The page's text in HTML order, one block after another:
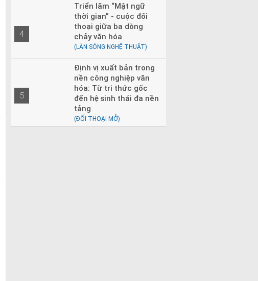
4
Triển lãm “Mật ngữ
thời gian” - cuộc đối
thoại giữa ba dòng
chảy văn hóa
(LÀN SÓNG NGHỆ THUẬT)
5
Định vị xuất bản trong
nền công nghiệp văn
hóa: Từ tri thức gốc
đến hệ sinh thái đa nền
tảng
(ĐỐI THOẠI MỞ)